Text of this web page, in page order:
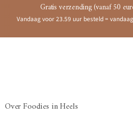
Gratis verzending (vanaf 50
Vandaag voor 23.59 uur besteld =
Over Foodies in Heels